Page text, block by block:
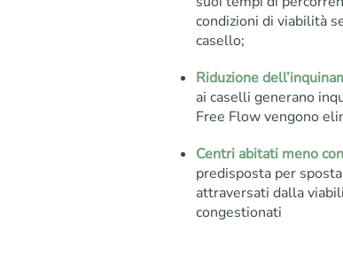
condizioni di viabilità
casello;
Riduzione
ai caselli generano
Free Flow vengono
Centri abitati meno
predisposta per
attraversati dalla
congestionati